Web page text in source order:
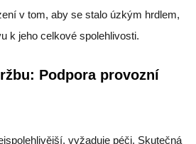
v tom, aby se stalo úzkým hrdlem,
k jeho celkové spolehlivosti.
Podpora provozní
vyžaduje péči. Skutečná